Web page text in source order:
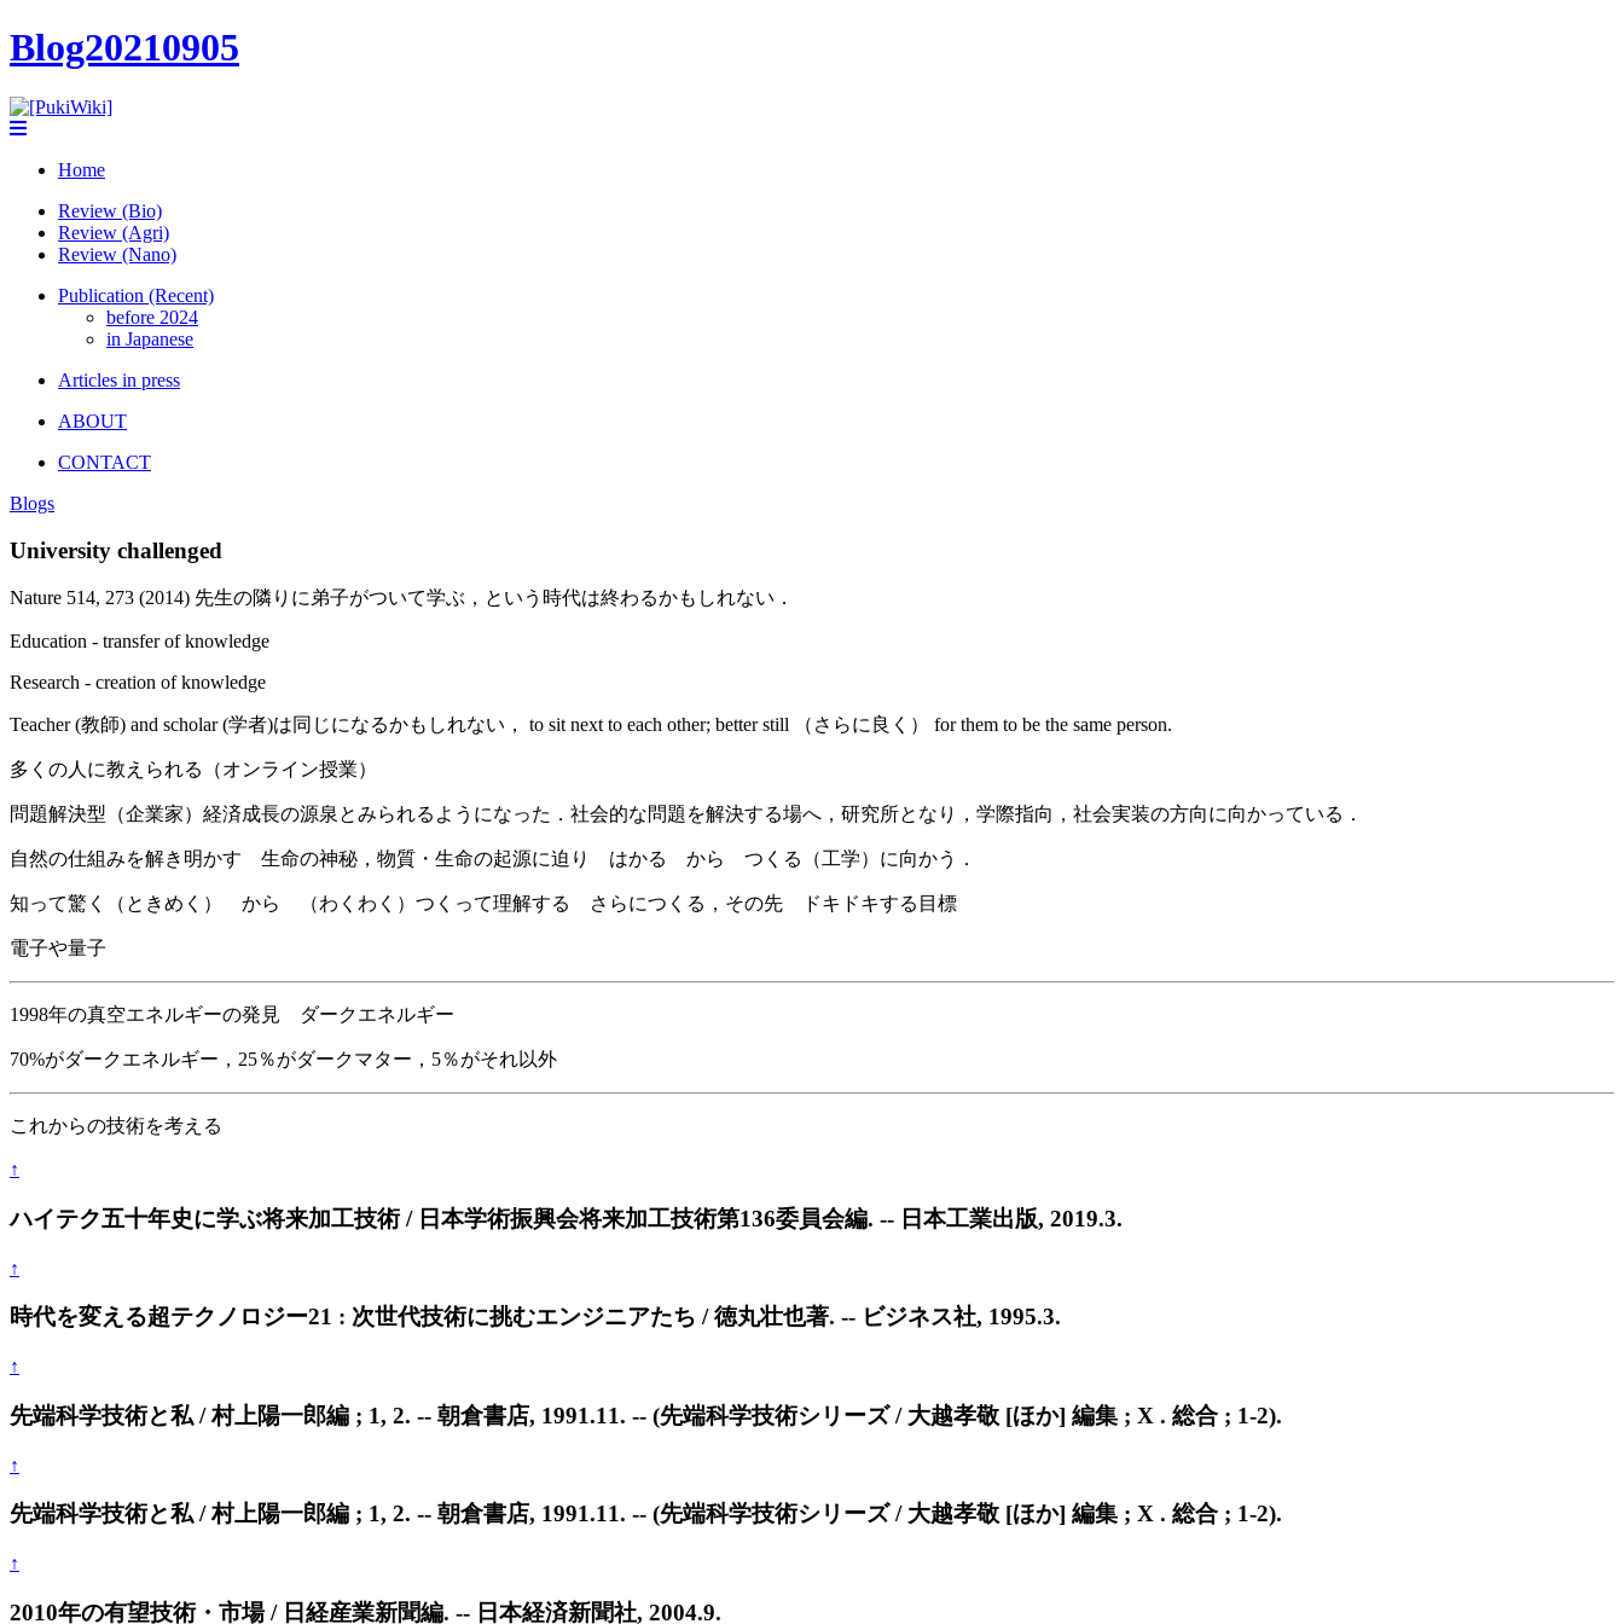
Blog20210905
Home
Review (Bio)
Review (Agri)
Review (Nano)
Publication (Recent)
before 2024
in Japanese
Articles in press
ABOUT
CONTACT
Blogs
University challenged
Nature 514, 273 (2014) 先生の隣りに弟子がついて学ぶ，という時代は終わるかもしれない．
Education - transfer of knowledge
Research - creation of knowledge
Teacher (教師) and scholar (学者)は同じになるかもしれない， to sit next to each other; better still （さらに良く） for them to be the same person.
多くの人に教えられる（オンライン授業）
問題解決型（企業家）経済成長の源泉とみられるようになった．社会的な問題を解決する場へ，研究所となり，学際指向，社会実装の方向に向かっている．
自然の仕組みを解き明かす 生命の神秘，物質・生命の起源に迫り はかる から つくる（工学）に向かう．
知って驚く（ときめく） から （わくわく）つくって理解する さらにつくる，その先 ドキドキする目標
電子や量子
1998年の真空エネルギーの発見 ダークエネルギー
70%がダークエネルギー，25％がダークマター，5％がそれ以外
これからの技術を考える
↑
ハイテク五十年史に学ぶ将来加工技術 / 日本学術振興会将来加工技術第136委員会編. -- 日本工業出版, 2019.3.
↑
時代を変える超テクノロジー21 : 次世代技術に挑むエンジニアたち / 徳丸壮也著. -- ビジネス社, 1995.3.
↑
先端科学技術と私 / 村上陽一郎編 ; 1, 2. -- 朝倉書店, 1991.11. -- (先端科学技術シリーズ / 大越孝敬 [ほか] 編集 ; X . 総合 ; 1-2).
↑
先端科学技術と私 / 村上陽一郎編 ; 1, 2. -- 朝倉書店, 1991.11. -- (先端科学技術シリーズ / 大越孝敬 [ほか] 編集 ; X . 総合 ; 1-2).
↑
2010年の有望技術・市場 / 日経産業新聞編. -- 日本経済新聞社, 2004.9.